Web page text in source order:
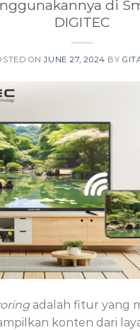
di
DIGITEC
ONJUNE 27, 2024 BY
adalah fitur yang
konten dari